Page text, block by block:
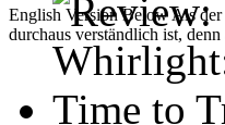
English Version Below Als der
durchaus verständlich ist,